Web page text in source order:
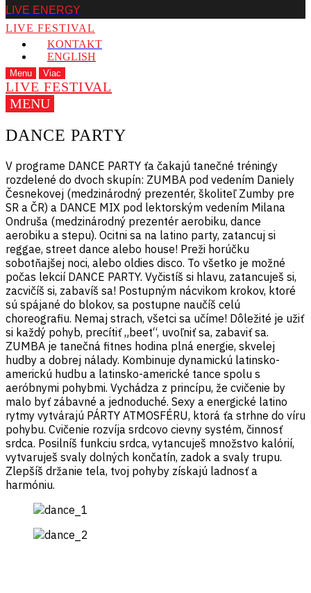
LIVE ENERGY
LIVE FESTIVAL
KONTAKT
ENGLISH
Menu Viac
LIVE FESTIVAL
MENU
DANCE PARTY
V programe DANCE PARTY ťa čakajú tanečné tréningy
rozdelené do dvoch skupín: ZUMBA pod vedením Daniely
Česnekovej (medzinárodný prezentér, školiteľ Zumby pre
SR a ČR) a DANCE MIX pod lektorským vedením Milana
Ondruša (medzinárodný prezentér aerobiku, dance
aerobiku a stepu). Ocitni sa na latino party, zatancuj si
reggae, street dance alebo house! Preži horúčku
sobotňajšej noci, alebo oldies disco. To všetko je možné
počas lekcií DANCE PARTY. Vyčistíš si hlavu, zatancuješ si,
zacvičíš si, zabavíš sa! Postupným nácvikom krokov, ktoré
sú spájané do blokov, sa postupne naučíš celú
choreografiu. Nemaj strach, všetci sa učíme! Dôležité je užiť
si každý pohyb, precítiť „beet“, uvoľniť sa, zabaviť sa.
ZUMBA je tanečná fitnes hodina plná energie, skvelej
hudby a dobrej nálady. Kombinuje dynamickú latinsko-
americkú hudbu a latinsko-americké tance spolu s
aeróbnymi pohybmi. Vychádza z princípu, že cvičenie by
malo byť zábavné a jednoduché. Sexy a energické latino
rytmy vytvárajú PÁRTY ATMOSFÉRU, ktorá ťa strhne do víru
pohybu. Cvičenie rozvíja srdcovo cievny systém, činnosť
srdca. Posilníš funkciu srdca, vytancuješ množstvo kalórií,
vytvaruješ svaly dolných končatín, zadok a svaly trupu.
Zlepšíš držanie tela, tvoj pohyby získajú ladnosť a
harmóniu.